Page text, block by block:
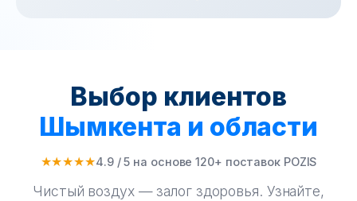
Выбор клиентов
Шымкента и области
★★★★★4.9 / 5 на основе 120+ поставок POZIS
Чистый воздух — залог здоровья. Узнайте,